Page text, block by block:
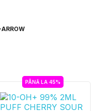
PÂNĂ LA 45%